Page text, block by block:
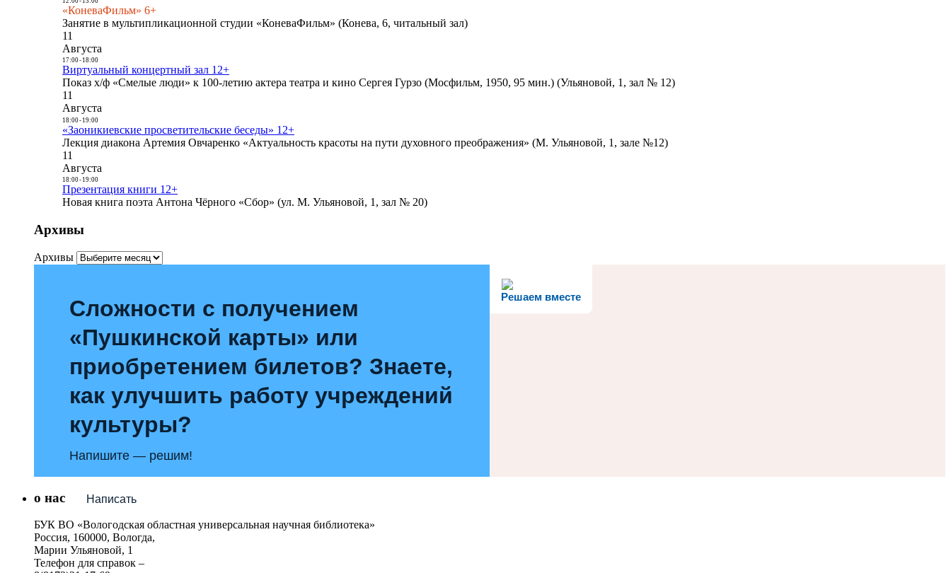
«КоневаФильм» 6+
Занятие в мультипликационной студии «КоневаФильм» (Конева, 6, читальный зал)
11
Августа
17:00- 18:00
Виртуальный концертный зал 12+
Показ х/ф «Смелые люди» к 100-летию актера театра и кино Сергея Гурзо (Мосфильм, 1950, 95 мин.) (Ульяновой, 1, зал № 12)
11
Августа
18:00- 19:00
«Заоникиевские просветительские беседы» 12+
Лекция диакона Артемия Овчаренко «Актуальность красоты на пути духовного преображения» (М. Ульяновой, 1, зале №12)
11
Августа
18:00- 19:00
Презентация книги 12+
Новая книга поэта Антона Чёрного «Сбор» (ул. М. Ульяновой, 1, зал № 20)
Архивы
Архивы
Решаем вместе
Сложности с получением
«Пушкинской карты» или
приобретением билетов? Знаете,
как улучшить работу учреждений
культуры?
Напишите — решим!
Написать
о нас
БУК ВО «Вологодская областная универсальная научная библиотека»
Россия, 160000, Вологда,
Марии Ульяновой, 1
Телефон для справок –